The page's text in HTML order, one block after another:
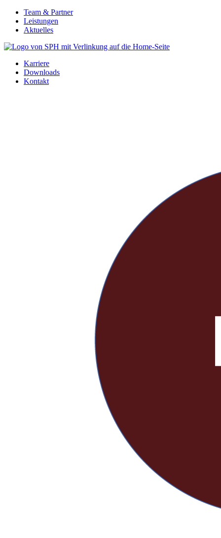
Zum
Inhalt
springen
Team & Partner
Leistungen
Aktuelles
Karriere
Downloads
Kontakt